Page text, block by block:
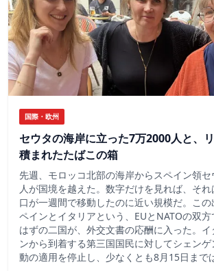
国際・欧州
セウタの海岸に立った7万2000人と、
積まれたたばこの箱
先週、モロッコ北部の海岸からスペイン領
人が国境を越えた。数字だけを見れば、そ
口が一週間で移動したのに近い規模だ。こ
ペインとイタリアという、EUとNATOの双
はずの二国が、外交文書の応酬に入った。
ンから到着する第三国国民に対してシェン
動の適用を停止し、少なくとも8月15日まで